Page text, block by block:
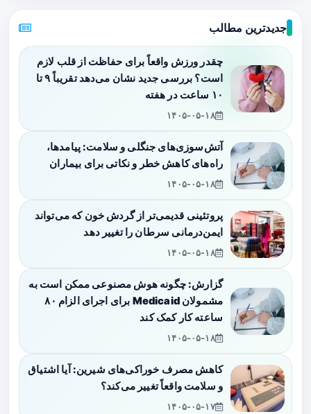
جدیدترین مطالب
چقدر ورزش واقعاً برای حفاظت از قلب لازم
است؟ بررسی جدید نشان می‌دهد تقریباً ۹ تا
۱۰ ساعت در هفته
۱۴۰۵-۰۵-۱۸
آتش‌سوزی‌های جنگلی و سلامت: پیامدها،
راه‌های کاهش خطر و نکاتی برای بیماران
۱۴۰۵-۰۵-۱۸
پروتئینی قدیمی‌تر از گردش خون که می‌تواند
ایمن‌درمانی سرطان را تغییر دهد
۱۴۰۵-۰۵-۱۸
گزارش: چگونه هوش مصنوعی ممکن است به
مشمولان Medicaid برای اجرای الزام ۸۰
ساعته کار کمک کند
۱۴۰۵-۰۵-۱۸
کاهش مصرف خوراکی‌های شیرین: آیا اشتیاق
و سلامت واقعاً تغییر می‌کند؟
۱۴۰۵-۰۵-۱۷